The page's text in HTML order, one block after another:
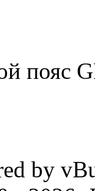
пояс
by